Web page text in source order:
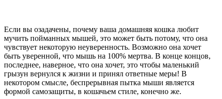
Если вы озадачены, почему ваша домашняя кошка любит
мучить пойманных мышей, это может быть потому, что она
чувствует некоторую неуверенность. Возможно она хочет
быть уверенной, что мышь на 100% мертва. В конце концов,
последнее, наверное, что она хочет, это чтобы маленький
грызун вернулся к жизни и принял ответные меры! В
некотором смысле, беспрерывная пытка мыши является
формой самозащиты, в кошачьем стиле, конечно же.